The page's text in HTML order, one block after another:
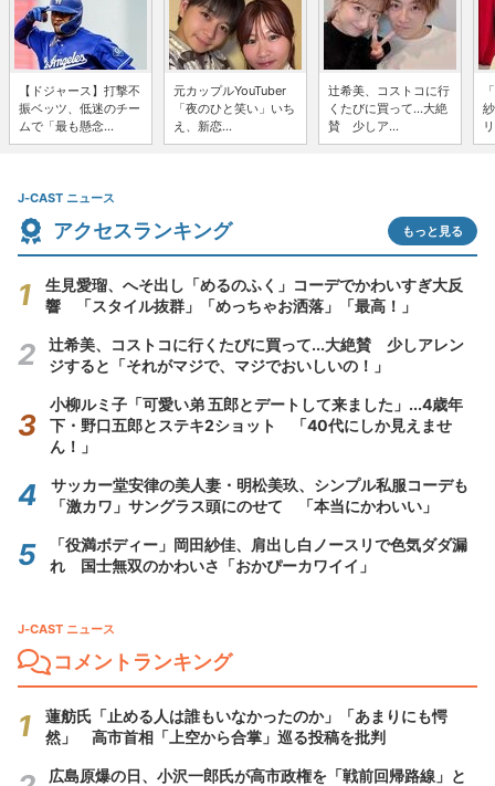
【ドジャース】打撃不
振ベッツ、低迷のチー
ムで「最も懸念...
元カップルYouTuber
「夜のひと笑い」いち
え、新恋...
辻希美、コストコに行
くたびに買って...大絶
賛 少しア...
J-CAST ニュース
アクセスランキング もっと見る
生見愛瑠、へそ出し「めるのふく」コーデでかわいすぎ大反
響 「スタイル抜群」「めっちゃお洒落」「最高！」
辻希美、コストコに行くたびに買って...大絶賛 少しアレン
ジすると「それがマジで、マジでおいしいの！」
小柳ルミ子「可愛い弟 五郎とデートして来ました」...4歳年
下・野口五郎とステキ2ショット 「40代にしか見えませ
ん！」
サッカー堂安律の美人妻・明松美玖、シンプル私服コーデも
「激カワ」サングラス頭にのせて 「本当にかわいい」
「役満ボディー」岡田紗佳、肩出し白ノースリで色気ダダ漏
れ 国士無双のかわいさ「おかぴーカワイイ」
J-CAST ニュース
コメントランキング
蓮舫氏「止める人は誰もいなかったのか」「あまりにも愕
然」 高市首相「上空から合掌」巡る投稿を批判
広島原爆の日、小沢一郎氏が高市政権を「戦前回帰路線」と